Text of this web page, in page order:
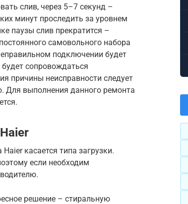
слив, через 5–7 секунд –
минут проследить за уровнем
паузы слив прекратится –
самовольного набора
подключении будет
сопровождаться
причины неисправности следует
Для выполнения данного ремонта
касается типа загрузки.
если необходим
решение – стиральную